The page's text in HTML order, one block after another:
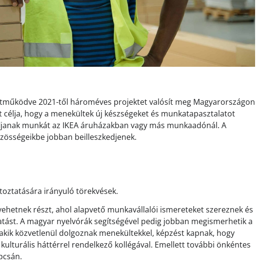
2021-től hároméves projektet valósít meg Magyarországon
hogy a menekültek új készségeket és munkatapasztalatot
munkát az IKEA áruházakban vagy más munkaadónál. A
jobban beilleszkedjenek.
irányuló törekvések.
részt, ahol alapvető munkavállalói ismereteket szereznek és
A magyar nyelvórák segítségével pedig jobban megismerhetik a
közvetlenül dolgoznak menekültekkel, képzést kapnak, hogy
háttérrel rendelkező kollégával. Emellett további önkéntes